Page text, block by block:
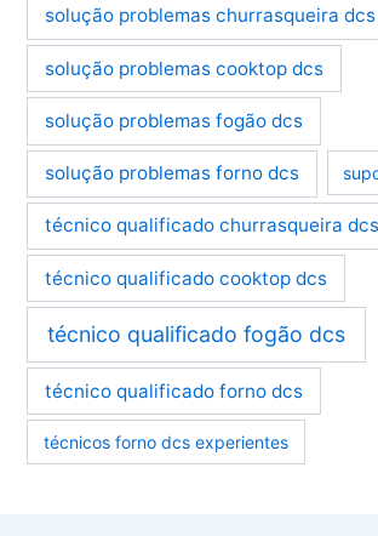
solução problemas churrasqueira dcs
solução problemas cooktop dcs
solução problemas fogão dcs
solução problemas forno dcs
técnico qualificado churrasqueira dcs
técnico qualificado cooktop dcs
técnico qualificado fogão dcs
técnico qualificado forno dcs
técnicos forno dcs experientes